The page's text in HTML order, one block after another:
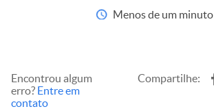
Menos de um minuto
Encontrou algum
erro? Entre em
contato
Compartilhe: